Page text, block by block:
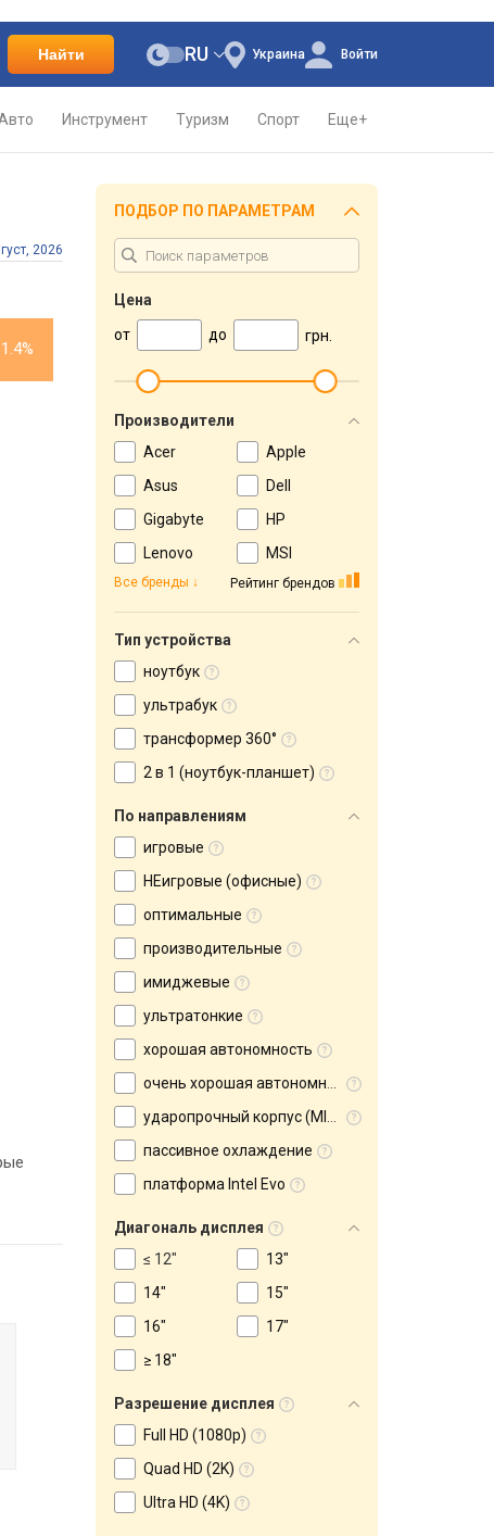
Найти Украина
RU Войти
Инструмент Туризм Спорт Еще+
2026
1.4%
ПОДБОР ПО ПАРАМЕТРАМ
Цена
от
до грн.
Производители
Acer
Apple
Asus
Dell
Gigabyte
HP
Lenovo
MSI
Рейтинг брендов
Все бренды
Тип устройства
ноутбук
ультрабук
трансформер 360°
2 в 1 (ноутбук-планшет)
По направлениям
игровые
НЕигровые (офисные)
оптимальные
производительные
имиджевые
ультратонкие
хорошая автономность
очень хорошая автономность
ударопрочный корпус (MIL-STD-810)
пассивное охлаждение
платформа Intel Evo
Диагональ дисплея
≤ 12"
13"
14"
15"
16"
17"
≥ 18"
Разрешение дисплея
Full HD (1080p)
Quad HD (2K)
Ultra HD (4K)